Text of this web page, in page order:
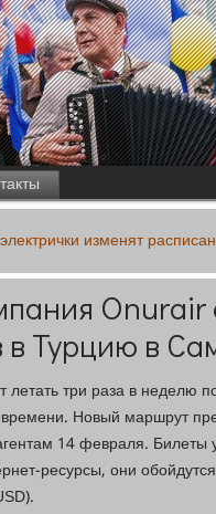
изменят
в Турцию в
летать три раза в неделю
Новый маршрут
14 февраля.
ресурсы, они